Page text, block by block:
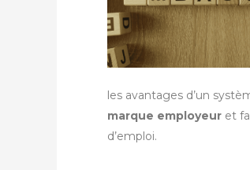
les avantages d’un
marque employeur et
d’emploi.